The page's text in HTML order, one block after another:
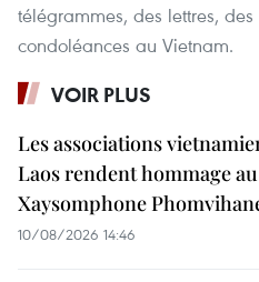
télégrammes, des lettres,
condoléances au Vietnam.
VOIR PLUS
Les associations
Laos rendent hommage
Xaysomphone
10/08/2026 14:46